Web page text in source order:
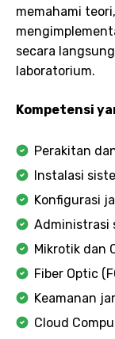
memahami
secara
laboratorium.
Kompetensi
Perakitan
Instalasi
Konfigurasi
Administrasi
Mikrotik dan
Fiber Optic
Keamanan
Cloud